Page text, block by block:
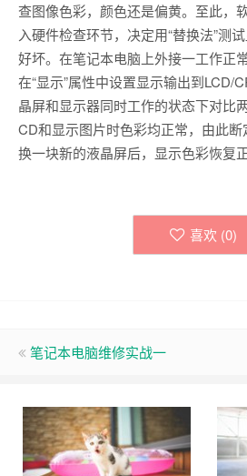
查图像色彩，颜色还是偏黄。至此，
入硬件检查环节，决定用“替换法”测
好坏。在笔记本电脑上外接一工作正
在“显示”属性中设置显示输出到LCD/
晶屏和显示器同时工作的状态下对比
CD和显示图片时色彩均正常，由此
换一块新的液晶屏后，显示色彩恢复
喜欢 (0)
笔记本电脑维修实战一